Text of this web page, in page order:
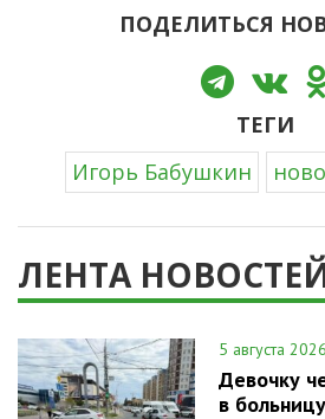
ПОДЕЛИТЬСЯ
ТЕГИ
Игорь Бабушкин
ЛЕНТА
5 августа
Девочку
в